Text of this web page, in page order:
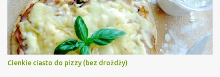
Cienkie ciasto do pizzy (bez drożdży)